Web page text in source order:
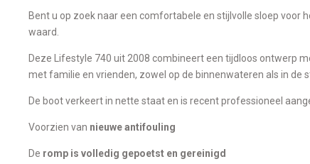
Bent u op zoek naar een comfortabele en stijlvolle sloep voor
waard.
Deze Lifestyle 740 uit 2008 combineert een tijdloos ontwerp
met familie en vrienden, zowel op de binnenwateren als in de
De boot verkeert in nette staat en is recent professioneel
Voorzien van nieuwe antifouling
De romp is volledig gepoetst en gereinigd